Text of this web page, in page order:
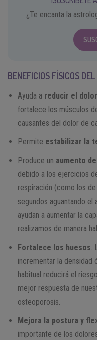
¿Te encanta la
BENEFICIOS FÍSICOS
Ayuda a reducir el
fortalece los músculos
causantes del dolor de
Permite estabilizar la
Produce un aumento
debido a los ejercicios
respiración (como los
segundos aguantando
ayudan a aumentar la
realizamos de manera
Fortalece los huesos.
incrementar la densidad
habitual reducirá el
mejor respuesta de
osteoporosis.
Mejora la postura y
importante de los